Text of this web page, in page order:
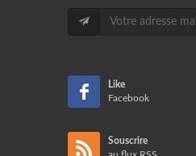
Like
Facebook
Souscrire